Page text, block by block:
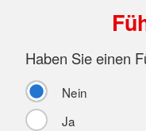
Haben Sie einen
Nein
Ja